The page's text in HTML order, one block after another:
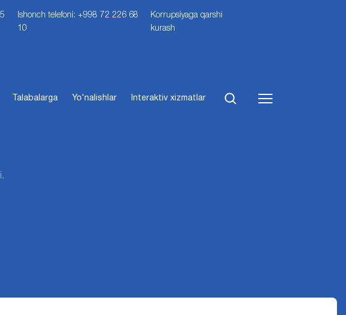
Ishonch telefoni: +998 72 226 68
10
Korrupsiyaga qarshi
kurash
Talabalarga Yo‘nalishlar Interaktiv xizmatlar